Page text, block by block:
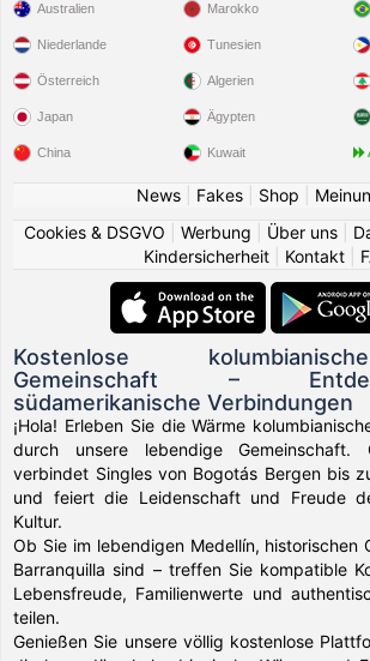
Australien
Niederlande
Österreich
Japan
China
Marokko
Tunesien
Algerien
Ägypten
Kuwait
News| Fakes| Shop
Cookies & DSGVO
Werbung Über uns
Kindersicherheit
Kontakt
Kostenlose
Gemeinschaft –
südamerikanische Verbindungen
¡Hola! Erleben Sie die Wärme
durch unsere lebendige Gemeinschaft.
verbindet Singles von Bogotás Bergen bis
und feiert die Leidenschaft und Freude
Kultur.
Ob Sie im lebendigen Medellín, historischen
Barranquilla sind – treffen Sie kompatible
Lebensfreude, Familienwerte und
teilen.
Genießen Sie unsere völlig kostenlose